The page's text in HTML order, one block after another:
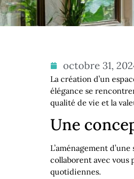
octobre 31,
La création d’un
élégance se
qualité de vie et la
Une
L’aménagement
collaborent avec
quotidiennes.